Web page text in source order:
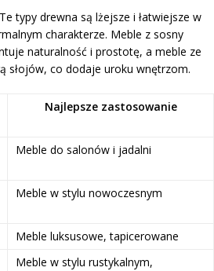
typy drewna są lżejsze i łatwiejsze w
charakterze. Meble z sosny
naturalność i prostotę, a meble ze
słojów, co dodaje uroku wnętrzom.
Najlepsze zastosowanie
Meble do salonów i jadalni
Meble w stylu nowoczesnym
Meble luksusowe, tapicerowane
Meble w stylu rustykalnym,